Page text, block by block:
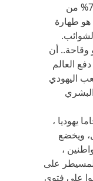
خلقية، أي رفض مجاورة 60% – 70% من
هو طهارة
وقاحة.. أن
العالم
اليهودي
البشري
المقدمة أن 50 حاخاما يهوديا ،
ويخضع
،
على
على فتوى